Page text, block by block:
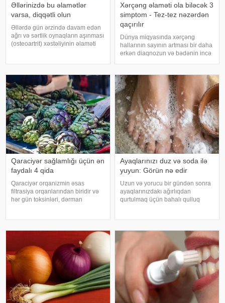
Əllərinizdə bu əlamətlər
varsa, diqqətli olun
Əllərdə gün ərzində davam edən
ağrı və sərtlik oynaqların aşınması
(osteoartrit) xəstəliyinin əlaməti
yaranır. xəbər verir ki
Xərçəng əlaməti ola biləcək 3
simptom - Tez-tez nəzərdən
qaçırılır
Dünya miqyasında xərçəng
hallarının sayının artması bir daha
erkən diaqnozun və bədənin incə
vurğulayır. Məşhur inancın əksinə
olaraq, xərçəng növləri həmişə
ağı
Qaraciyər sağlamlığı üçün ən
faydalı 4 qida
Qaraciyər orqanizmin əsas
filtrasiya orqanlarından biridir və
hər gün toksinləri, dərman
federal ekspert onkologiya
Ayaqlarınızı duz və soda ilə
yuyun: Görün nə edir
Uzun və yorucu bir gündən sonra
ayaqlarınızdakı ağırlıqdan
qurtulmaq üçün bahalı qulluq
bilərsiniz. xəbər verir ki, çox vax